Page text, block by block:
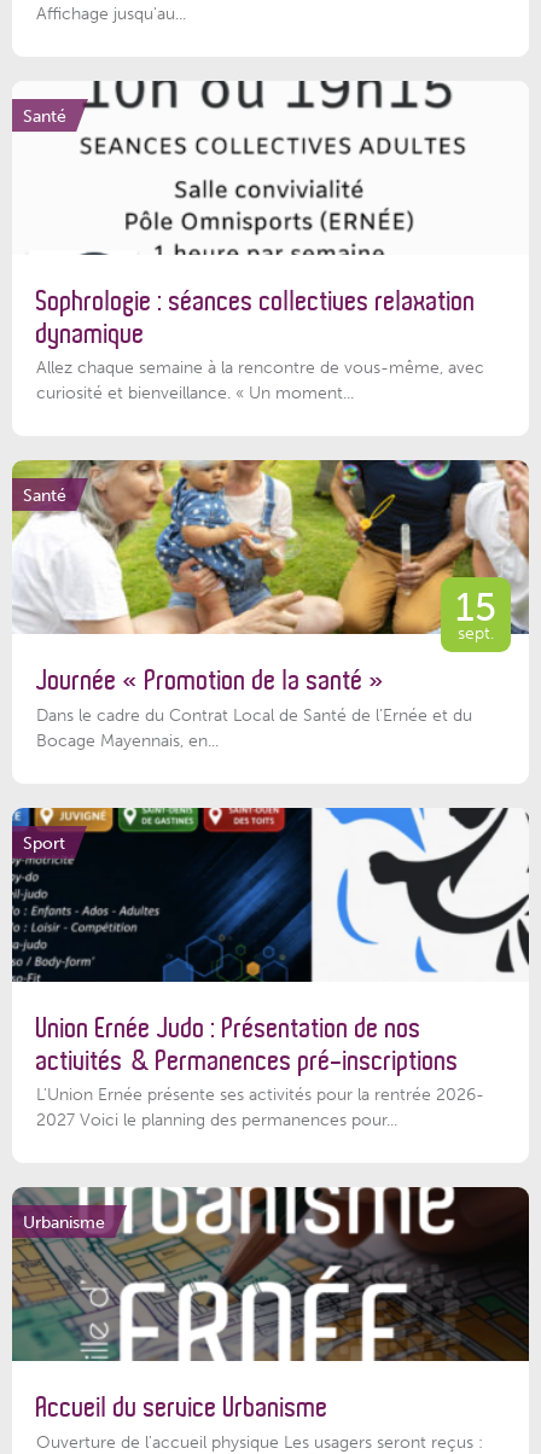
Affichage jusqu'au...
Santé
Sophrologie : séances collectives relaxation
dynamique
Allez chaque semaine à la rencontre de vous-même, avec
curiosité et bienveillance. « Un moment...
Santé
15
sept.
Journée « Promotion de la santé »
Dans le cadre du Contrat Local de Santé de l’Ernée et du
Bocage Mayennais, en...
Sport
Union Ernée Judo : Présentation de nos
activités & Permanences pré-inscriptions
L'Union Ernée présente ses activités pour la rentrée 2026-
2027 Voici le planning des permanences pour...
Urbanisme
Accueil du service Urbanisme
Ouverture de l'accueil physique Les usagers seront reçus :